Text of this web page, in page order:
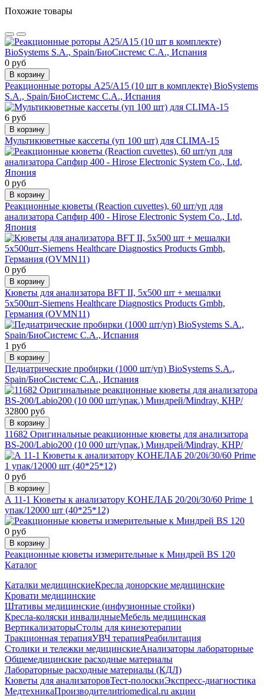
Похожие товары
0 руб
В корзину
Реакционные роторы А25/А15 (10 шт в комплекте) BioSystems
S.A., Spain/БиоСистемс С.А., Испания
6 руб
В корзину
Мультикюветные кассеты (уп 100 шт) для CLIMA-15
0 руб
В корзину
Реакционные кюветы (Reaction cuvettes), 60 шт/уп для
анализатора Сапфир 400 - Hirose Electronic System Co., Ltd,
Япония
0 руб
В корзину
Кюветы для анализатора BFT II, 5х500 шт + мешалки
5х500шт-Siemens Healthcare Diagnostics Products Gmbh,
Германия (OVMN11)
1 руб
В корзину
Педиатрические пробирки (1000 шт/уп) BioSystems S.A.,
Spain/БиоСистемс С.А., Испания
32800 руб
В корзину
11682 Оригинальные реакционные кюветы для анализатора
BS-200/Labio200 (10 000 шт/упак.) Миндрей/Mindray, КНР/
0 руб
В корзину
А 11-1 Кюветы к анализатору КОНЕЛАБ 20/20i/30/60 Prime 1
упак/12000 шт (40*25*12)
0 руб
В корзину
Реакционные кюветы измерительные к Миндрей BS 120
Каталог
Каталки медицинскиеКресла донорские медицинские
Кровати медицинские
Штативы медицинские (инфузионные стойки)
Кресла-коляски инвалидныеМебель медицинская
ВертикализаторыСтолы для кинезотерапии
Тракционная терапияУВЧ терапияРеабилитация
Столики и тележки медицинскиеАнализаторы лабораторные
Общемедицинские расходные материалы
Лабораторные расходные материалы (КДЛ)
Кюветы для анализаторовТест-полоскиЭкспресс-диагностика
МедтехникаПроизводителиtriomedical.ru акции